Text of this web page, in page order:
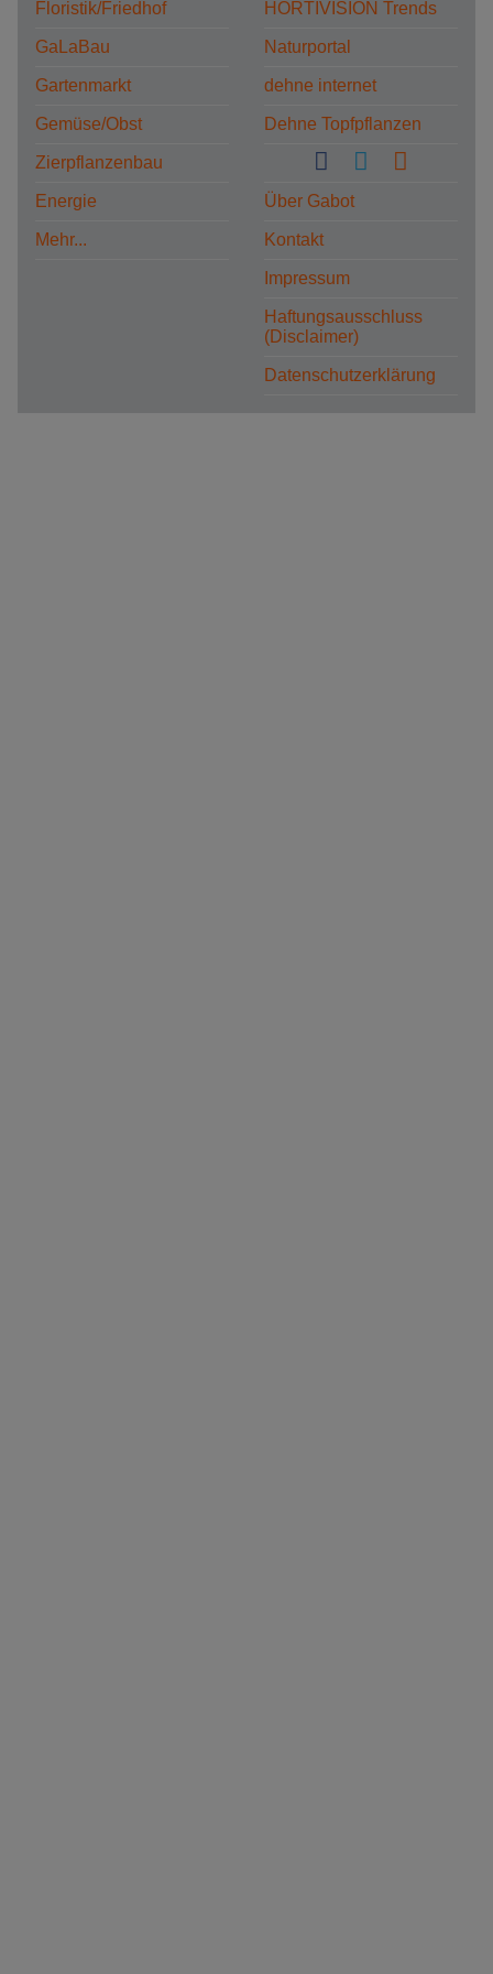
Floristik/Friedhof
GaLaBau
Gartenmarkt
Gemüse/Obst
Zierpflanzenbau
Energie
Mehr...
HORTIVISION Trends
Naturportal
dehne internet
Dehne Topfpflanzen
Über Gabot
Kontakt
Impressum
Haftungsausschluss
(Disclaimer)
Datenschutzerklärung